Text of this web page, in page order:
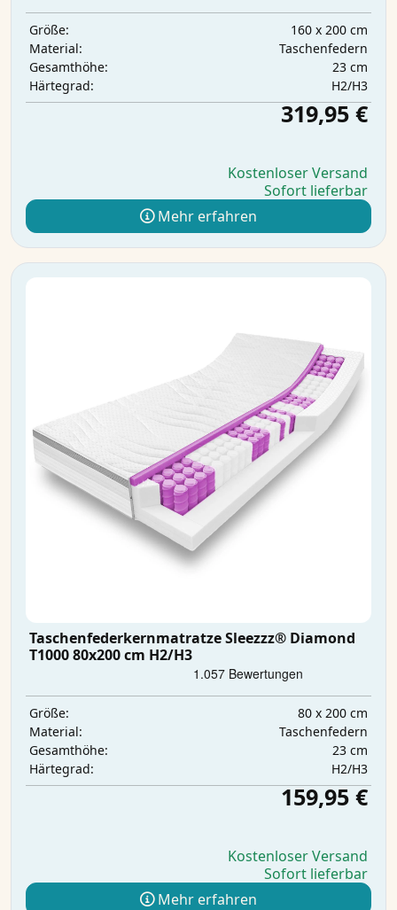
Größe:
160 x 200 cm
Material:
Taschenfedern
Gesamthöhe:
23 cm
Härtegrad:
H2/H3
319,95 €
Kostenloser Versand
Sofort lieferbar
Mehr erfahren
Taschenfederkernmatratze Sleezzz® Diamond
T1000 80x200 cm H2/H3
Größe:
80 x 200 cm
Material:
Taschenfedern
Gesamthöhe:
23 cm
Härtegrad:
H2/H3
159,95 €
Kostenloser Versand
Sofort lieferbar
Mehr erfahren